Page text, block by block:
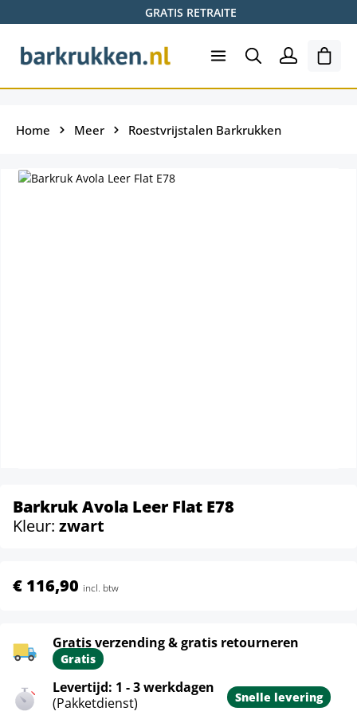
GRATIS RETRAITE
Home Meer Roestvrijstalen Barkrukken
Barkruk Avola Leer Flat E78
Kleur: zwart
€ 116,90 incl. btw
Gratis verzending & gratis retourneren
Gratis
Levertijd: 1 - 3 werkdagen
(Pakketdienst)
Snelle levering